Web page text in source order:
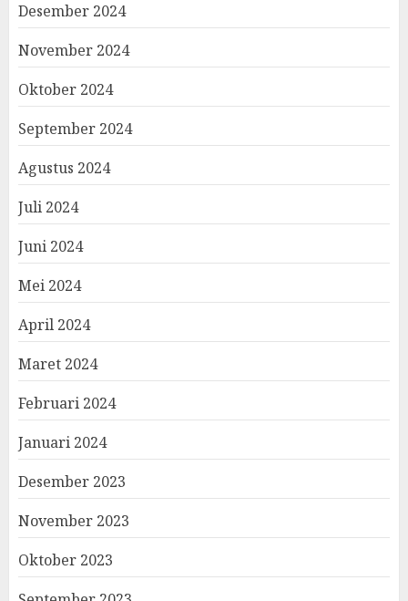
Desember 2024
November 2024
Oktober 2024
September 2024
Agustus 2024
Juli 2024
Juni 2024
Mei 2024
April 2024
Maret 2024
Februari 2024
Januari 2024
Desember 2023
November 2023
Oktober 2023